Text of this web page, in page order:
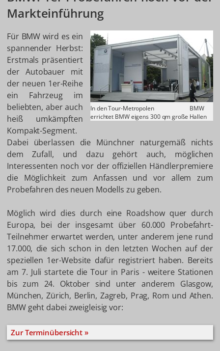
Markteinführung
In den Tour-Metropolen
BMW
errichtet BMW eigens 300 qm große Hallen
Für BMW wird es ein
spannender Herbst:
Erstmals präsentiert
der Autobauer mit
der neuen 1er-Reihe
ein Fahrzeug im
beliebten, aber auch
heiß umkämpften
Kompakt-Segment.
Dabei überlassen die Münchner naturgemäß nichts
dem Zufall, und dazu gehört auch, möglichen
Interessenten noch vor der offiziellen Händlerpremiere
die Möglichkeit zum Anfassen und vor allem zum
Probefahren des neuen Modells zu geben.
Möglich wird dies durch eine Roadshow quer durch
Europa, bei der insgesamt über 60.000 Probefahrt-
Teilnehmer erwartet werden, unter anderem jene rund
17.000, die sich schon in den letzten Wochen auf der
speziellen 1er-Website dafür registriert haben. Bereits
am 7. Juli startete die Tour in Paris - weitere Stationen
bis zum 24. Oktober sind unter anderem Glasgow,
München, Zürich, Berlin, Zagreb, Prag, Rom und Athen.
BMW geht dabei zweigleisig vor:
Zur Terminübersicht »